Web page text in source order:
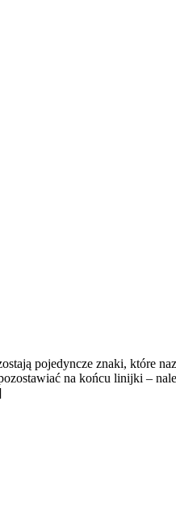
pojedyncze znaki, które
na końcu linijki –